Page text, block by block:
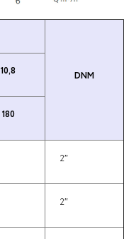
DNM
10,8
180
2″
2″